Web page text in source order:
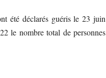
été déclarés guéris le 23 juin
le nombre total de personnes